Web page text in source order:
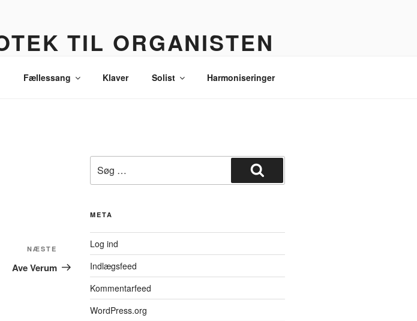
TIL ORGANISTEN
Fællessang Klaver Solist Harmoniseringer
indlæg
NÆSTE
Ave Verum
efter:
Søg
META
Log ind
Indlægsfeed
Kommentarfeed
WordPress.org